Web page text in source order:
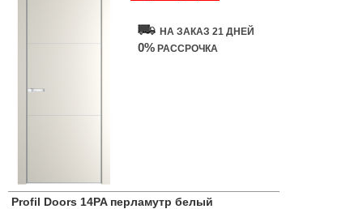
НА ЗАКАЗ 21 ДНЕЙ
0% РАССРОЧКА
Profil Doors 14PA перламутр белый